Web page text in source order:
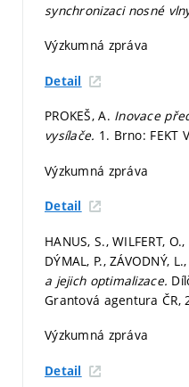
synchronizaci nosné
Výzkumná zpráva
Detail
PROKEŠ, A. Inovace
vysílače. 1. Brno: FEKT
Výzkumná zpráva
Detail
HANUS, S., WILFERT,
DÝMAL, P., ZÁVODNÝ,
a jejich optimalizace.
Grantová agentura ČR,
Výzkumná zpráva
Detail